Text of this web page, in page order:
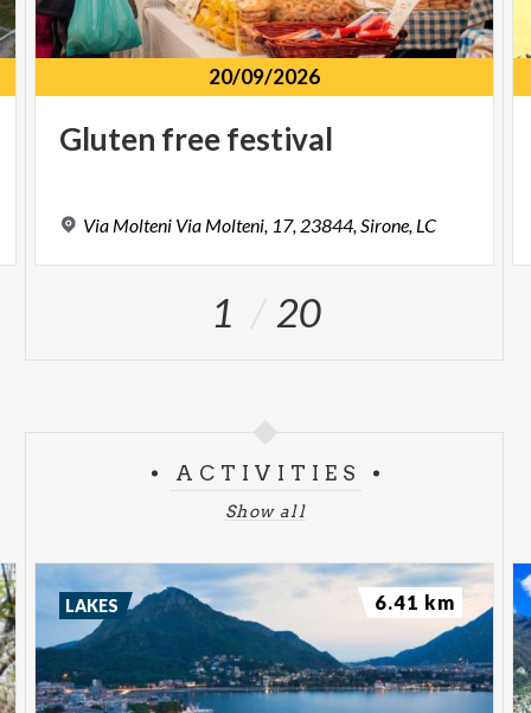
20/09/2026
Gluten freefestival
Via Molteni Via Molteni, 17, 23844,Sirone, LC
1 20
ACTIVITIES
Show all
LAKES 6.41 km